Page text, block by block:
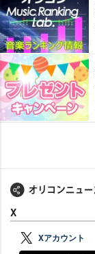
X
Xアカウント